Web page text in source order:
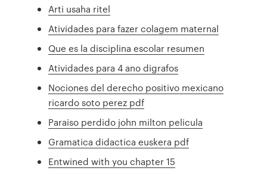
Arti usaha ritel
Atividades para fazer colagem maternal
Que es la disciplina escolar resumen
Atividades para 4 ano digrafos
Nociones del derecho positivo mexicano
ricardo soto perez pdf
Paraiso perdido john milton pelicula
Gramatica didactica euskera pdf
Entwined with you chapter 15